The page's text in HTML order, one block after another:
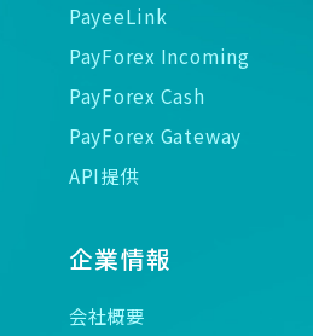
PayeeLink
PayForex Incoming
PayForex Cash
PayForex Gateway
API提供
企業情報
会社概要